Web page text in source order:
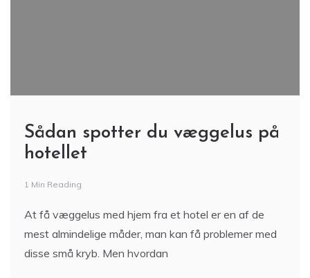
Sådan spotter du væggelus på
hotellet
1 Min Reading
At få væggelus med hjem fra et hotel er en af de
mest almindelige måder, man kan få problemer med
disse små kryb. Men hvordan